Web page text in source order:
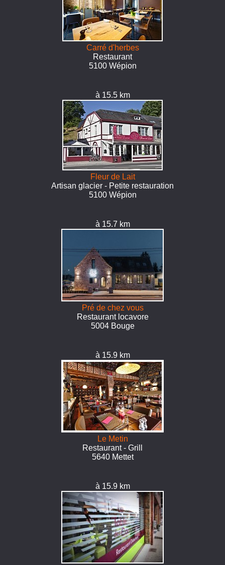
Carré d'herbes
Restaurant
5100 Wépion
à 15.5 km
Fleur de Lait
Artisan glacier - Petite restauration
5100 Wépion
à 15.7 km
Pré de chez vous
Restaurant locavore
5004 Bouge
à 15.9 km
Le Metin
Restaurant - Grill
5640 Mettet
à 15.9 km